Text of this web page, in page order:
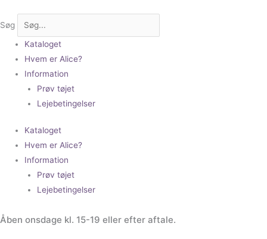
Søg
Kataloget
Hvem er Alice?
Information
Prøv tøjet
Lejebetingelser
Kataloget
Hvem er Alice?
Information
Prøv tøjet
Lejebetingelser
Åben onsdage kl. 15-19 eller efter aftale.